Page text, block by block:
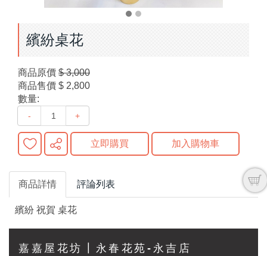
繽紛桌花
商品原價 $ 3,000
商品售價 $ 2,800
數量:
- +
立即購買 加入購物車
商品詳情 評論列表
繽紛 祝賀 桌花
嘉嘉屋花坊┃永春花苑-永吉店